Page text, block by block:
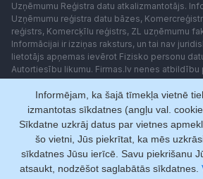
Uzņēmumu Reģistra datu atkalizmantotājs.
Uzņēmumu reģistra datu bāzes,
reģistrs, Komercķīlu reģistrs, ZL uzņēmumu
Informācijai ir izziņas raksturs, un tai nav
lietotājs apņemas ievērot Fizisko personu
Autortiesību likumu. Firmas.lv nenes atbildību
lēmumiem, kas balstīti uz saņemto
izmantot jebkādas automatizētas sistēmas
piekļuvei sistēmai bez rakstiskas
redaktore: Ingūna Pempere.
Lietošanas noteikumi
Privātuma politika
Informējam, ka šajā tīmekļa vietnē
izmantotas sīkdatnes (angļu val.
Sīkdatne uzkrāj datus par vietnes
šo vietni, Jūs piekrītat, ka mēs
sīkdatnes Jūsu ierīcē. Savu piekrišanu
atsaukt, nodzēšot saglabātās sīkdatnes.